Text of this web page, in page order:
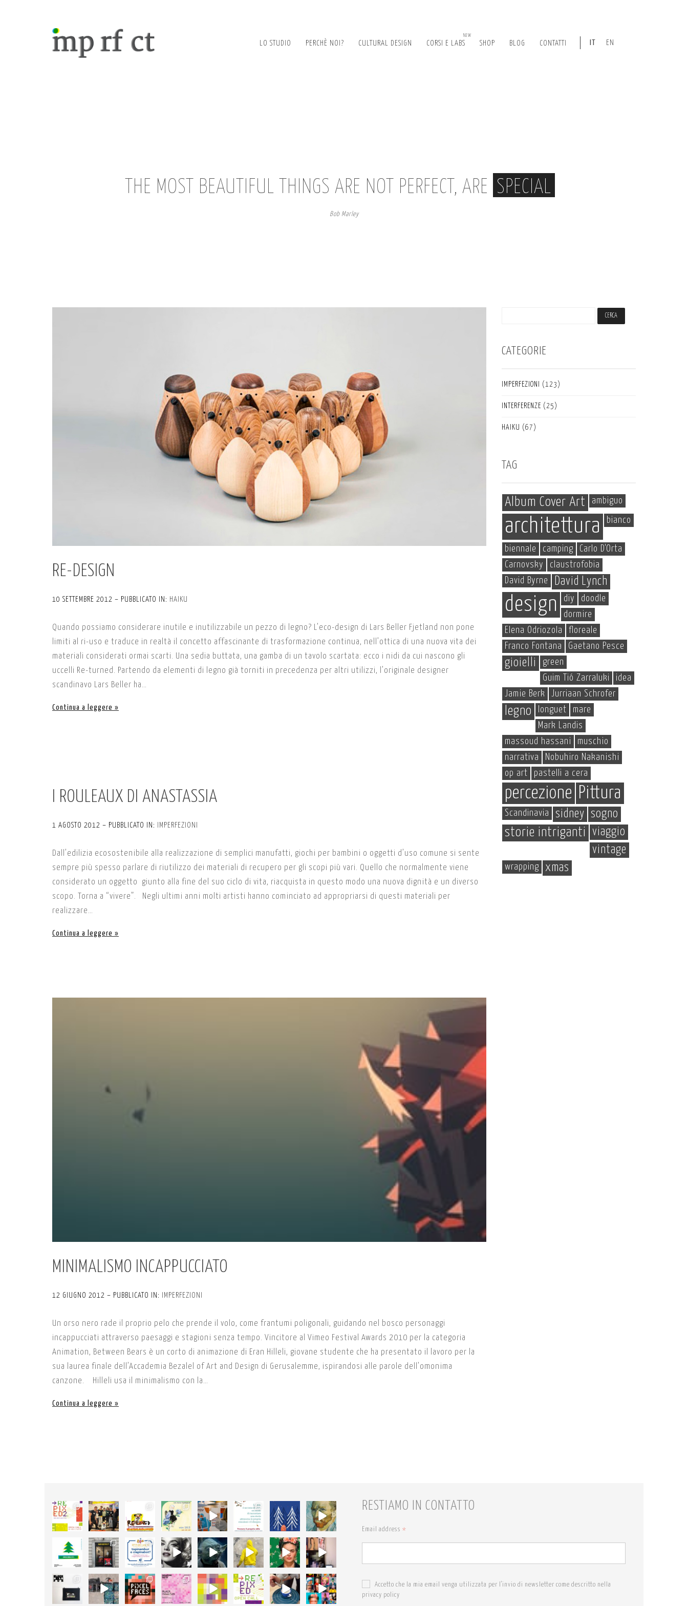
LO STUDIO PERCHÈ NOI? CULTURAL DESIGN CORSI E LABS
NEW
SHOP BLOG CONTATTI IT EN
THE MOST BEAUTIFUL THINGS ARE NOT PERFECT, ARE SPECIAL
Bob Marley
RE-DESIGN
10 SETTEMBRE 2012 – PUBBLICATO IN: HAIKU
Quando possiamo considerare inutile e inutilizzabile un pezzo di legno? L’eco-design di Lars Beller Fjetland non pone
limiti al ri-uso e traduce in realtà il concetto affascinante di trasformazione continua, nell’ottica di una nuova vita dei
materiali considerati ormai scarti. Una sedia buttata, una gamba di un tavolo scartata: ecco i nidi da cui nascono gli
uccelli Re-turned. Partendo da elementi di legno già torniti in precedenza per altri utilizzi, l’originale designer
scandinavo Lars Beller ha…
Continua a leggere
I ROULEAUX DI ANASTASSIA
1 AGOSTO 2012 – PUBBLICATO IN: IMPERFEZIONI
Dall’edilizia ecosostenibile alla realizzazione di semplici manufatti, giochi per bambini o oggetti d’uso comune si sente
sempre più spesso parlare di riutilizzo dei materiali di recupero per gli scopi più vari. Quello che normalmente viene
considerato un oggetto giunto alla fine del suo ciclo di vita, riacquista in questo modo una nuova dignità e un diverso
scopo. Torna a “vivere”. Negli ultimi anni molti artisti hanno cominciato ad appropriarsi di questi materiali per
realizzare…
Continua a leggere
MINIMALISMO INCAPPUCCIATO
12 GIUGNO 2012 – PUBBLICATO IN: IMPERFEZIONI
Un orso nero rade il proprio pelo che prende il volo, come frantumi poligonali, guidando nel bosco personaggi
incappucciati attraverso paesaggi e stagioni senza tempo. Vincitore al Vimeo Festival Awards 2010 per la categoria
Animation, Between Bears è un corto di animazione di Eran Hilleli, giovane studente che ha presentato il lavoro per la
sua laurea finale dell’Accademia Bezalel of Art and Design di Gerusalemme, ispirandosi alle parole dell’omonima
canzone. Hilleli usa il minimalismo con la…
Continua a leggere
CATEGORIE
IMPERFEZIONI (123)
INTERFERENZE (25)
HAIKU (67)
TAG
Album Cover Art ambiguo
architettura bianco
biennale camping
Carlo D'Orta
Carnovsky
claustrofobia
David Byrne
David Lynch
design diy
doodle
dormire
Elena Odriozola
floreale
Franco Fontana
Gaetano Pesce
gioielli
green
Guim Tió Zarraluki
idea
Jamie Berk
Jurriaan Schrofer
legno longuet
mare
Mark Landis
massoud hassani
muschio
narrativa
Nobuhiro Nakanishi
op art
pastelli a cera
percezione Pittura
Scandinavia sidney sogno
storie intriganti
viaggio
vintage
wrapping xmas
56
2
89
3
105
5
127
4
24
0
68
6
54
1
7
0
3
0
47
1
14
0
5
0
4
0
18
0
19
0
19
0
18
1
50
14
25
0
11
1
26
0
24
0
18
0
24
1
RESTIAMO IN CONTATTO
Email address *
Accetto che la mia email venga utilizzata per l'invio di newsletter come descritto nella
privacy policy